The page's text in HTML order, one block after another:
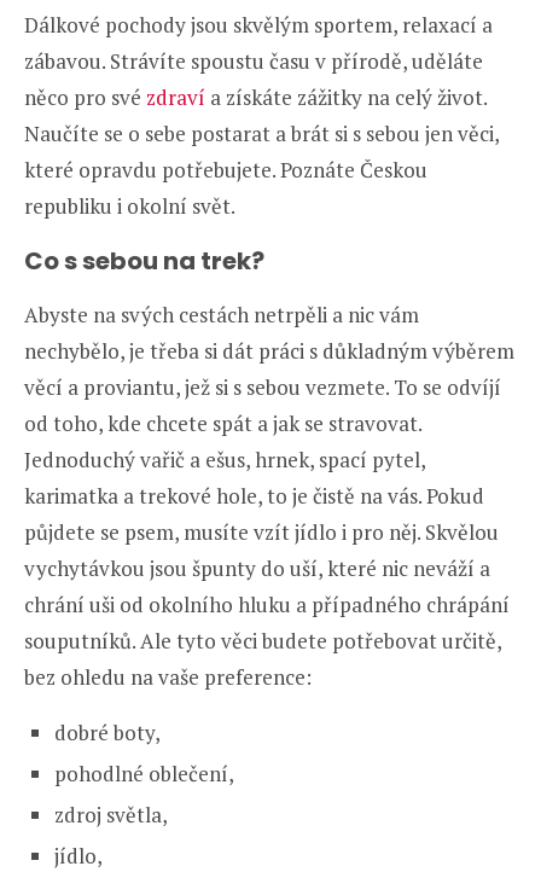
Dálkové pochody jsou skvělým sportem, relaxací a
zábavou. Strávíte spoustu času v přírodě, uděláte
něco pro své zdraví a získáte zážitky na celý život.
Naučíte se o sebe postarat a brát si s sebou jen věci,
které opravdu potřebujete. Poznáte Českou
republiku i okolní svět.
Co s sebou na trek?
Abyste na svých cestách netrpěli a nic vám
nechybělo, je třeba si dát práci s důkladným výběrem
věcí a proviantu, jež si s sebou vezmete. To se odvíjí
od toho, kde chcete spát a jak se stravovat.
Jednoduchý vařič a ešus, hrnek, spací pytel,
karimatka a trekové hole, to je čistě na vás. Pokud
půjdete se psem, musíte vzít jídlo i pro něj. Skvělou
vychytávkou jsou špunty do uší, které nic neváží a
chrání uši od okolního hluku a případného chrápání
souputníků. Ale tyto věci budete potřebovat určitě,
bez ohledu na vaše preference:
dobré boty,
pohodlné oblečení,
zdroj světla,
jídlo,